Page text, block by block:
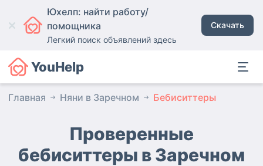
Юхелп: найти работу/
помощника
Легкий поиск объявлений здесь
Скачать
YouHelp
Главная Няни в Заречном Бебиситтеры
Проверенные
бебиситтеры в Заречном